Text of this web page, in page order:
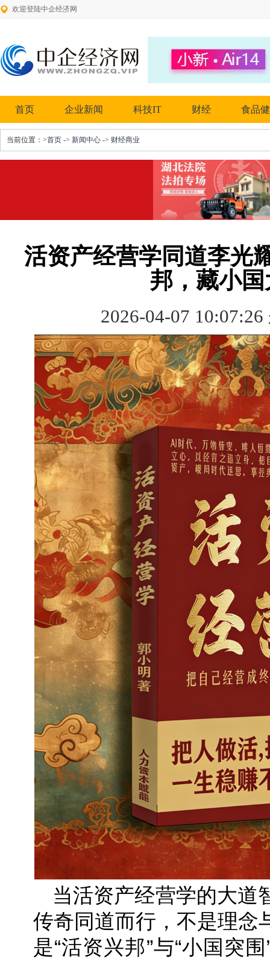
欢迎登陆中企经济网
首页 企业新闻 科技IT 财经 食品
当前位置： >首页 -> 新闻中心 -> 财经商业
活资产经营学同道李光
邦，藏小
2026-04-07
当活资产经营学的大道
传奇同道而行，不是理念
是“活资兴邦”与“小国突